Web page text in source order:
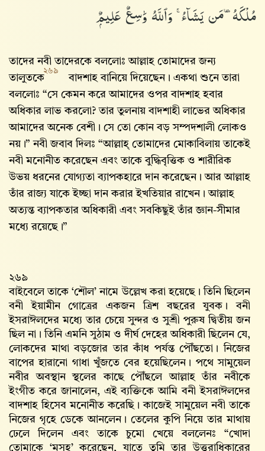
مُلْكَهُۥ مَن يَشَآءُ ۚ وَٱللَّهُ وَٰسِعٌ عَلِيمٌۭ
তাদের নবী তাদেরকে বললোঃ আল্লাহ তোমাদের জন্য
তালুতকে
২৬৯
বাদশাহ বানিয়ে দিয়েছেন। একথা শুনে তারা
বললোঃ “সে কেমন করে আমাদের ওপর বাদশাহ হবার
অধিকার লাভ করলো? তার তুলনায় বাদশাহী লাভের অধিকার
আমাদের অনেক বেশী। সে তো কোন বড় সম্পদশালী লোকও
নয়।” নবী জবাব দিলঃ “আল্লাহ্‌ তোমাদের মোকাবিলায় তাকেই
নবী মনোনীত করেছেন এবং তাকে বুদ্ধিবৃত্তিক ও শারীরিক
উভয় ধরনের যোগ্যতা ব্যাপকহারে দান করেছেন। আর আল্লাহ‌
তাঁর রাজ্য যাকে ইচ্ছা দান করার ইখতিয়ার রাখেন। আল্লাহ‌
অত্যন্ত ব্যাপকতার অধিকারী এবং সবকিছুই তাঁর জ্ঞান-সীমার
মধ্যে রয়েছে।”
২৬৯
বাইবেলে তাকে ‘শৌল’ নামে উল্লেখ করা হয়েছে। তিনি ছিলেন
বনী ইয়ামীন গোত্রের একজন ত্রিশ বছরের যুবক। বনী
ইসরাঈলদের মধ্যে তার চেয়ে সুন্দর ও সুশ্রী পুরুষ দ্বিতীয় জন
ছিল না। তিনি এমনি সুঠাম ও দীর্ঘ দেহের অধিকারী ছিলেন যে,
লোকদের মাথা বড়জোর তার কাঁধ পর্যন্ত পৌঁছতো। নিজের
বাপের হারানো গাধা খুঁজতে বের হয়েছিলেন। পথে সামুয়েল
নবীর অবস্থান স্থলের কাছে পৌঁছলে আল্লাহ‌ তাঁর নবীকে
ইংগীত করে জানালেন, এই ব্যক্তিকে আমি বনী ইসরাঈলদের
বাদশাহ হিসেব মনোনীত করেছি। কাজেই সামুয়েল নবী তাকে
নিজের গৃহে ডেকে আনলেন। তেলের কুপি নিয়ে তার মাথায়
ঢেলে দিলেন এবং তাকে চুমো খেয়ে বললেনঃ “খোদা
তোমাকে ‘মসহ’ করেছেন, যাতে তুমি তার উত্তরাধিকারের